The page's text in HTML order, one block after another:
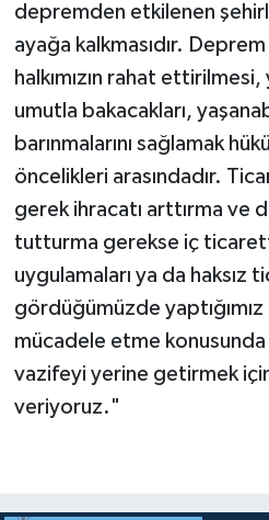
depremden etkilenen
ayağa kalkmasıdır.
halkımızın rahat
umutla bakacakları,
barınmalarını sağlamak
öncelikleri arasındadır.
gerek ihracatı arttırma ve
tutturma gerekse iç
uygulamaları ya da haksız
gördüğümüzde
mücadele etme
vazifeyi yerine getirmek
veriyoruz."